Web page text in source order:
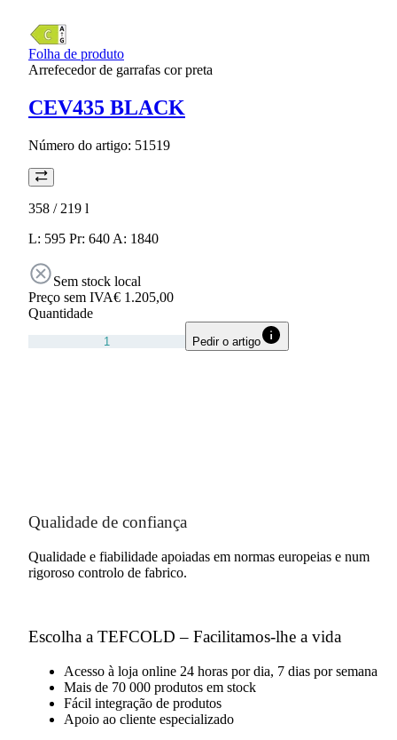
Folha de produto
Arrefecedor de garrafas cor preta
CEV435 BLACK
Número do artigo: 51519
358 / 219 l
L: 595 Pr: 640 A: 1840
Sem stock local
Preço sem IVA€ 1.205,00
Quantidade
Pedir o artigo
Qualidade de confiança
Qualidade e fiabilidade apoiadas em normas europeias e num
rigoroso controlo de fabrico.
Escolha a TEFCOLD – Facilitamos-lhe a vida
Acesso à loja online 24 horas por dia, 7 dias por semana
Mais de 70 000 produtos em stock
Fácil integração de produtos
Apoio ao cliente especializado